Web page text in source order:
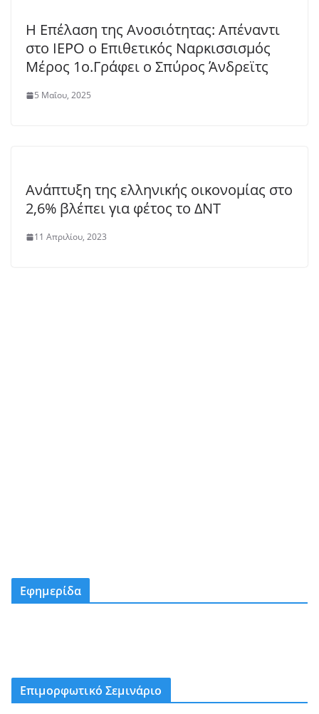
Η Επέλαση της Ανοσιότητας: Απέναντι
στο ΙΕΡΟ ο Επιθετικός Ναρκισσισμός
Μέρος 1ο.Γράφει ο Σπύρος Άνδρεϊτς
5 Μαΐου, 2025
Aνάπτυξη της ελληνικής οικονομίας στο
2,6% βλέπει για φέτος το ΔΝΤ
11 Απριλίου, 2023
Εφημερίδα
Επιμορφωτικό Σεμινάριο